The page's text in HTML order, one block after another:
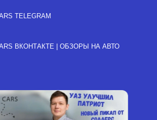
TELEGRAM
ВКОНТАКТЕ | ОБЗОРЫ НА АВТО